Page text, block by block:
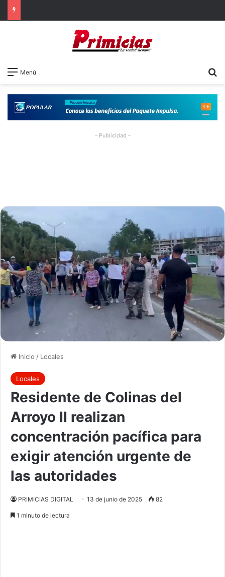
Menú
- Publicidad -
Inicio / Locales
Locales
Residente de Colinas del
Arroyo II realizan
concentración pacífica para
exigir atención urgente de
las autoridades
PRIMICIAS DIGITAL 13 de junio de 2025 82
1 minuto de lectura